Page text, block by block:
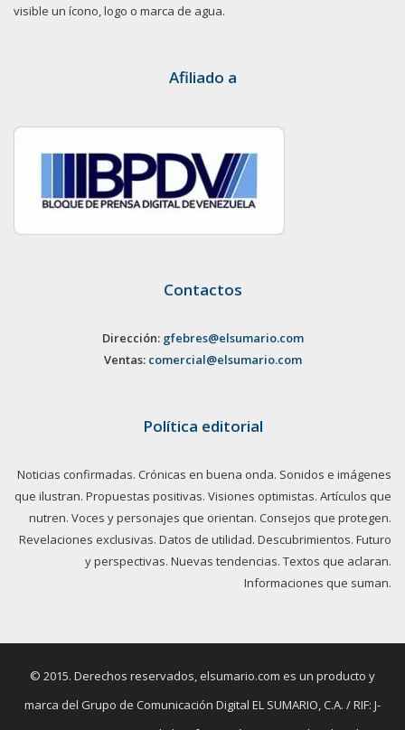
visible un ícono, logo o marca de agua.
Afiliado a
Contactos
Dirección: gfebres@elsumario.com
Ventas: comercial@elsumario.com
Política editorial
Noticias confirmadas. Crónicas en buena onda. Sonidos e imágenes
que ilustran. Propuestas positivas. Visiones optimistas. Artículos que
nutren. Voces y personajes que orientan. Consejos que protegen.
Revelaciones exclusivas. Datos de utilidad. Descubrimientos. Futuro
y perspectivas. Nuevas tendencias. Textos que aclaran.
Informaciones que suman.
© 2015. Derechos reservados, elsumario.com es un producto y
marca del Grupo de Comunicación Digital EL SUMARIO, C.A. / RIF: J-